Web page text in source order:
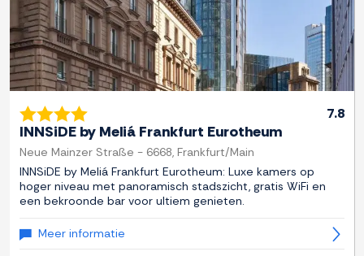
7.8
INNSiDE by Meliá Frankfurt Eurotheum
Neue Mainzer Straße - 6668, Frankfurt/Main
INNSiDE by Meliá Frankfurt Eurotheum: Luxe kamers op
hoger niveau met panoramisch stadszicht, gratis WiFi en
een bekroonde bar voor ultiem genieten.
Meer informatie